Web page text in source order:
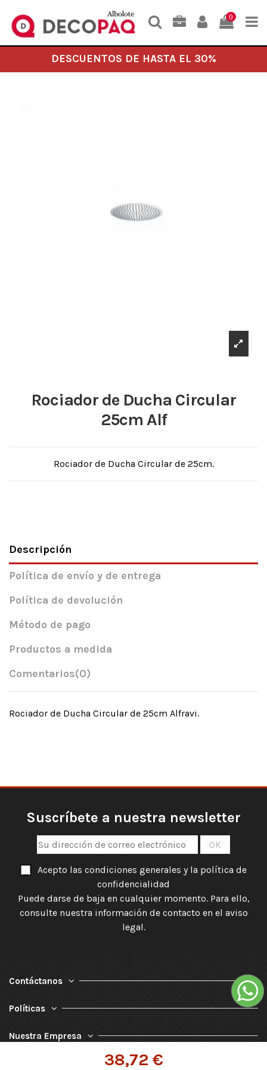
0
DESCUENTOS DE HASTA EL 30%
Rociador de Ducha Circular
25cm Alf
Rociador de Ducha Circular de 25cm.
38,72 €
Descripción
Política de envío y de entrega
Política de devolución
Método de pago
Productos a medida
Comentarios(0)
Rociador de Ducha Circular de 25cm Alfravi.
Suscríbete a nuestra newsletter
Acepto las condiciones generales y la política de
confidencialidad
Puede darse de baja en cualquier momento. Para ello,
consulte nuestra información de contacto en el aviso
legal.
Contáctanos
Políticas
Nuestra Empresa